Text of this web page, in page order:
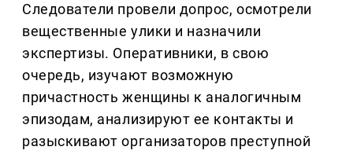
Следователи провели допрос, осмотрели
вещественные улики и назначили
экспертизы. Оперативники, в свою
очередь, изучают возможную
причастность женщины к аналогичным
эпизодам, анализируют ее контакты и
разыскивают организаторов преступной